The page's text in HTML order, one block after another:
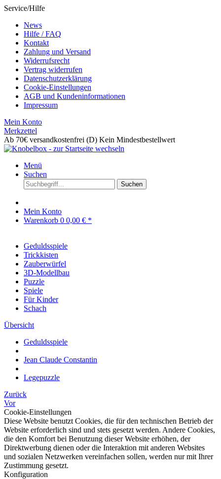
Service/Hilfe
News
Hilfe / FAQ
Kontakt
Zahlung und Versand
Widerrufsrecht
Vertrag widerrufen
Datenschutzerklärung
Cookie-Einstellungen
AGB und Kundeninformationen
Impressum
Mein Konto
Merkzettel
Ab 70€ versandkostenfrei (D) Kein Mindestbestellwert
Menü
Suchen
Suchen
Mein Konto
Warenkorb 0 0,00 € *
Geduldsspiele
Trickkisten
Zauberwürfel
3D-Modellbau
Puzzle
Spiele
Für Kinder
Schach
Übersicht
Geduldsspiele
Jean Claude Constantin
Legepuzzle
Zurück
Vor
Cookie-Einstellungen
Diese Website benutzt Cookies, die für den technischen Betrieb der
Website erforderlich sind und stets gesetzt werden. Andere Cookies,
die den Komfort bei Benutzung dieser Website erhöhen, der
Direktwerbung dienen oder die Interaktion mit anderen Websites
und sozialen Netzwerken vereinfachen sollen, werden nur mit Ihrer
Zustimmung gesetzt.
Konfiguration